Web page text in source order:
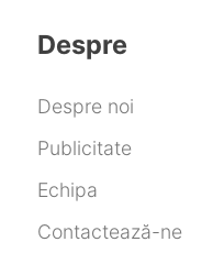
Despre
Despre noi
Publicitate
Echipa
Contactează-ne